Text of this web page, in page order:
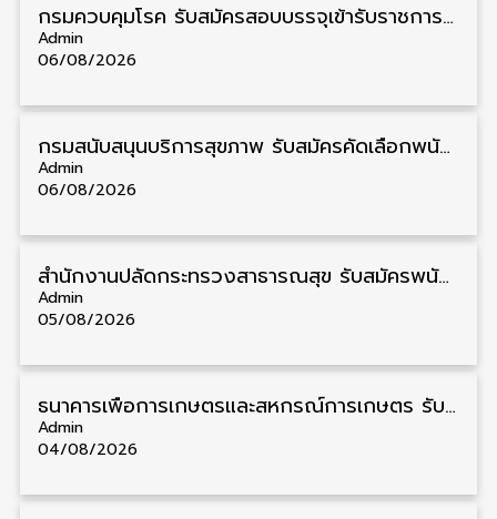
กรมควบคุมโรค รับสมัครสอบบรรจุเข้ารับราชการ วุฒิ ปวส./ป.ตรี 17 อัตรา รับสมัคร 17 สิงหาคม – 4 กันยายน
Admin
06/08/2026
กรมสนับสนุนบริการสุขภาพ รับสมัครคัดเลือกพนักงานราชการ วุฒิ ปวส./ป.ตรี 13 อัตรา รับสมัคร 11 – 20 สิงหาคม
Admin
06/08/2026
สำนักงานปลัดกระทรวงสาธารณสุข รับสมัครพนักงานราชการรูปแบบพิเศษ วุฒิ ปวส./ป.ตรี 102 อัตรา รับสมัคร 17 – 28 สิงหาคม
Admin
05/08/2026
ธนาคารเพื่อการเกษตรและสหกรณ์การเกษตร รับสมัครบุคคลเพื่อเป็นผู้ช่วยพนักงาน วุฒิ ป.ตรี 5 อัตรา รับสมัคร 4 – 14 สิงหาคม
Admin
04/08/2026